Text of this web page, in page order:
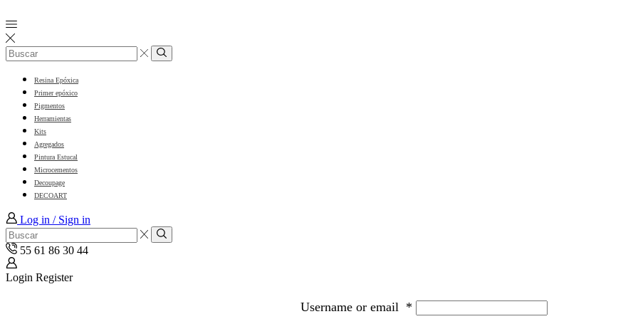
Resina Epóxica
Primer epóxico
Pigmentos
Herramientas
Kits
Agregados
Pintura Estucal
Microcementos
Decoupage
DECOART
Log in / Sign in
55 61 86 30 44
Login Register
Username or email *